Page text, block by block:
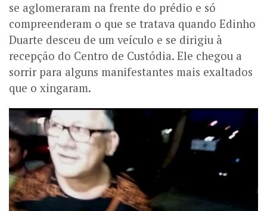
se aglomeraram na frente do prédio e só
compreenderam o que se tratava quando Edinho
Duarte desceu de um veículo e se dirigiu à
recepção do Centro de Custódia. Ele chegou a
sorrir para alguns manifestantes mais exaltados
que o xingaram.